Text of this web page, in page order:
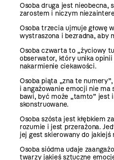
Osoba druga jest nieobecna,
zarostem i niczym
Osoba trzecia ujmuje głowę
wystraszona i bezradna, aby
Osoba czwarta to „życiowy
obserwator, który unika
nakarmienie ciekawości.
Osoba piąta „zna te
i angażowanie emocji nie ma
bawi, być może „tamto” jest
skonstruowane.
Osoba szósta jest kłębkiem
rozumie i jest przerażona.
jej gest skierowany do jakiejś
Osoba siódma udaje
twarzy jakieś sztuczne